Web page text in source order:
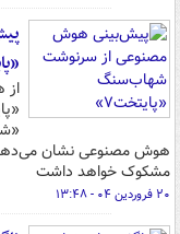
هوش مصنوعی نشان
مشکوک خواهد داشت
۲۰ فروردین ۰۴ - ۱۳:۴۸